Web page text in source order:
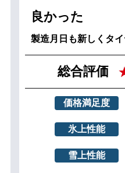
良かった
製造月日も新しくタ
総合評価
価格満足度
氷上性能
雪上性能